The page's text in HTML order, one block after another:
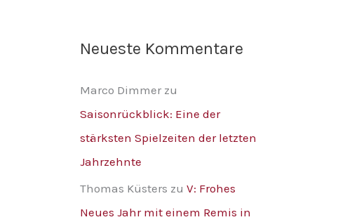
Neueste Kommentare
Marco Dimmer zu
Saisonrückblick: Eine der
stärksten Spielzeiten der letzten
Jahrzehnte
Thomas Küsters zu V: Frohes
Neues Jahr mit einem Remis in